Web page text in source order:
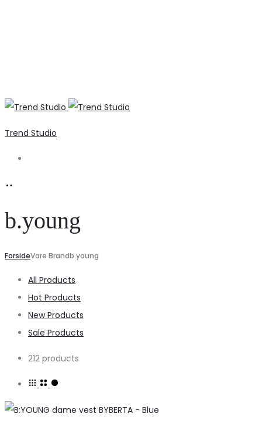
Trend Studio
b.young
ForsideVare Brandb.young
All Products
Hot Products
New Products
Sale Products
212 products